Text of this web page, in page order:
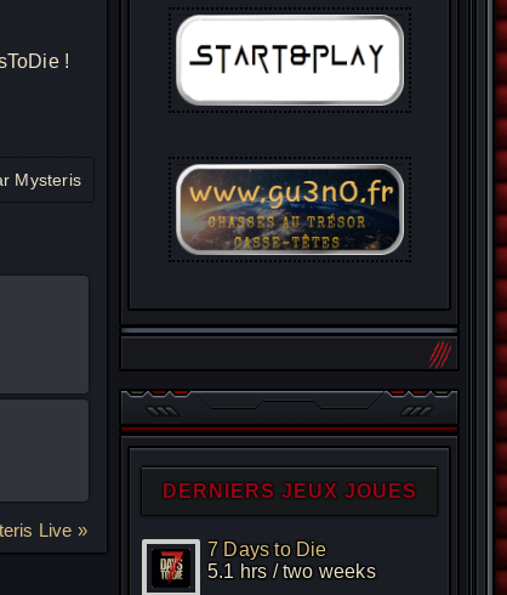
!
Mysteris
Live »
DERNIERS JEUX JOUES
7 Days to Die
5.1 hrs / two weeks